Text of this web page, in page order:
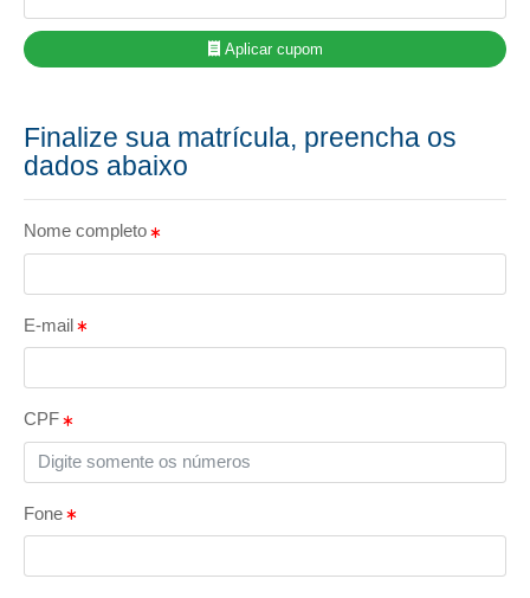
Aplicar cupom
Finalize sua matrícula, preencha os
dados abaixo
Nome completo
E-mail
CPF
Fone